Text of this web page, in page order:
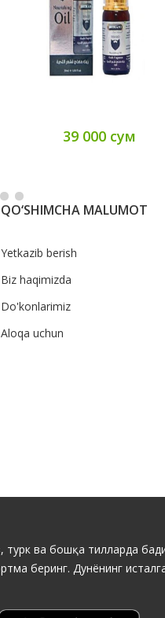
39 000 сум
QO‘SHIMCHA MALUMOT
Yetkazib berish
Biz haqimizda
Do'konlarimiz
Aloqa uchun
ва бошқа тилларда
беринг. Дунёнинг